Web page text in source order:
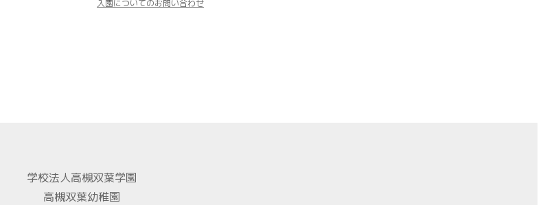
入園についてのお問い合わせ
学校法人高槻双葉学園
高槻双葉幼稚園